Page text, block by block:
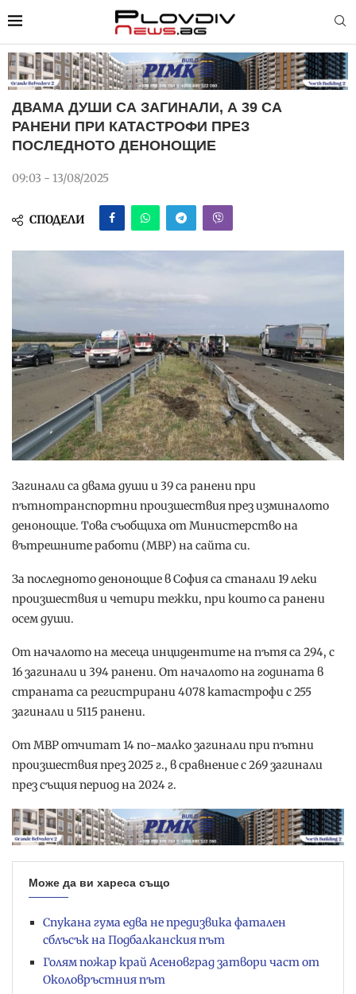
ДВАМА ДУШИ СА ЗАГИНАЛИ, А 39 СА
РАНЕНИ ПРИ КАТАСТРОФИ ПРЕЗ
ПОСЛЕДНОТО ДЕНОНОЩИЕ
09:03 - 13/08/2025
СПОДЕЛИ
Загинали са двама души и 39 са ранени при
пътнотранспортни произшествия през изминалото
денонощие. Това съобщиха от Министерство на
вътрешните работи (МВР) на сайта си.
За последното денонощие в София са станали 19 леки
произшествия и четири тежки, при които са ранени
осем души.
От началото на месеца инцидентите на пътя са 294, с
16 загинали и 394 ранени. От началото на годината в
страната са регистрирани 4078 катастрофи с 255
загинали и 5115 ранени.
От МВР отчитат 14 по-малко загинали при пътни
произшествия през 2025 г., в сравнение с 269 загинали
през същия период на 2024 г.
Може да ви хареса също
Спукана гума едва не предизвика фатален
сблъсък на Подбалканския път
Голям пожар край Асеновград затвори част от
Околовръстния път